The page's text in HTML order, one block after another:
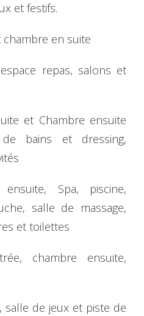
et festifs.
chambre en suite
repas, salons et
et Chambre ensuite
bains et dressing,
Spa, piscine,
salle de massage,
et toilettes
chambre ensuite,
salle de jeux et piste de